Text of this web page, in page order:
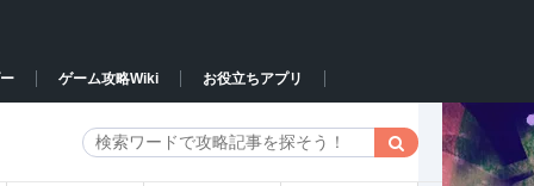
ゲーム攻略Wiki お役立ちアプリ